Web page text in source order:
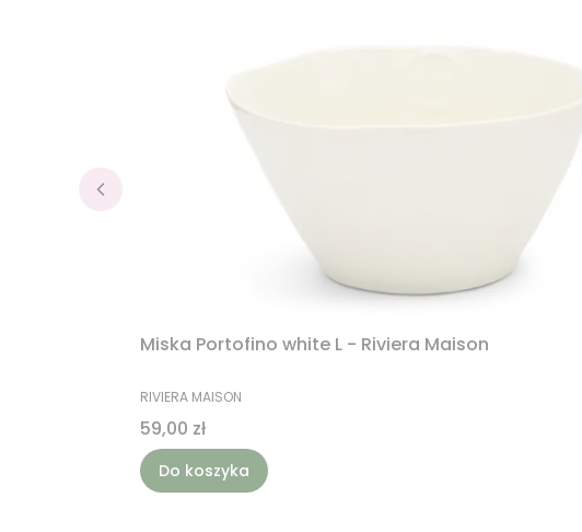
Miska Portofino white L - Riviera Maison
PRODUCENT
RIVIERA MAISON
Cena
59,00 zł
Do koszyka